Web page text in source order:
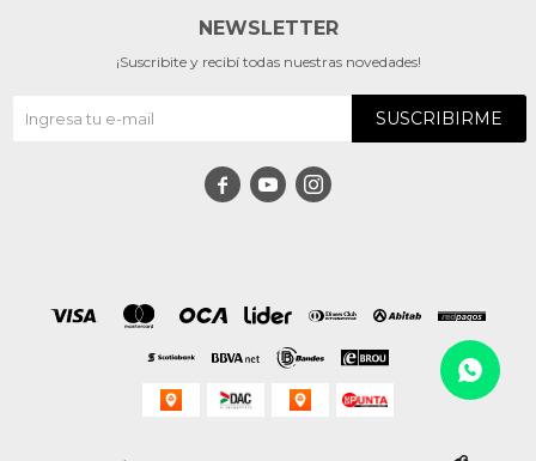
NEWSLETTER
¡Suscribite y recibí todas nuestras novedades!
SUSCRIBIRME
  